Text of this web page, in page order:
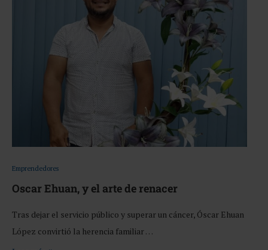
Emprendedores
Oscar Ehuan, y el arte de renacer
Tras dejar el servicio público y superar un cáncer, Óscar Ehuan
López convirtió la herencia familiar …